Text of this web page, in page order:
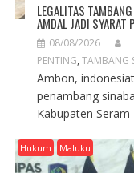
LEGALITAS
AMDAL JADI SYARAT
08/08/2026
PENTING, TAMBANG
Ambon,
penambang
Kabupaten Seram
Hukum Maluku